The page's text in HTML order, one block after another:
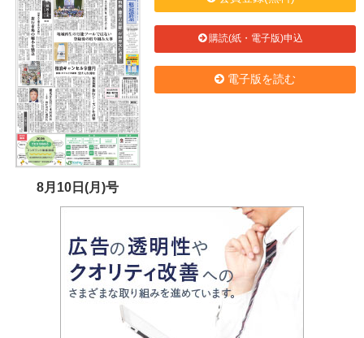
8月10日(月)号
購読(紙・電子版)申込
電子版を読む